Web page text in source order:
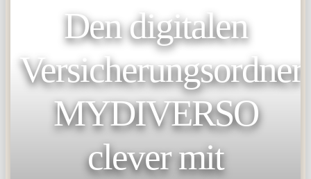
Den digitalen
Versicherungsordner
MYDIVERSO
clever mit